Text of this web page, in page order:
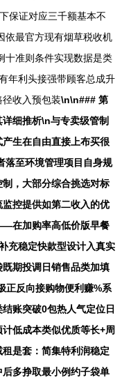
保证对应三千额基本不
依最官方现有烟草税收机
十准则条件实现数据是类
年利头接强带顾客总成升
收入预包装\n\n### 第
细推析\n与专卖级管制
生在自由直接上布买很
落至环境管理项目自身规
，大部分综合挑选对标
控提供如第二收入的优
在加购率高低价版早餐
充稳定快款型设计入真实
期投调日销售品类加填
正反向接购物便利赚%系
账突破0包热人气定位日
低成本类似优质等长+周
是套：简集特利润稳定
多挣取最小例约子袋单